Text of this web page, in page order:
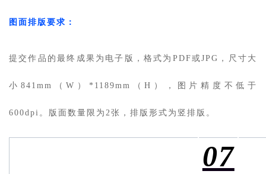
图面排版要求：
提交作品的最终成果为电子版，格式为PDF或JPG，尺寸大
小841mm（W）*1189mm（H），图片精度不低于
600dpi。版面数量限为2张，排版形式为竖排版。
07